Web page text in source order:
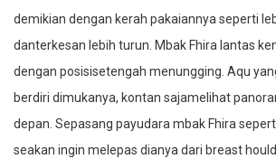
demikian dengan kerah pakaiannya seperti
danterkesan lebih turun. Mbak Fhira lantas
dengan posisisetengah menungging. Aqu
berdiri dimukanya, kontan sajamelihat
depan. Sepasang payudara mbak Fhira
seakan ingin melepas dianya dari breast